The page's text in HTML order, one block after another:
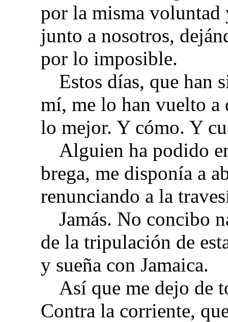
por la misma voluntad
junto a nosotros,
por lo imposible.
Estos días, que han
mí, me lo han vuelto a
lo mejor. Y cómo. Y
Alguien ha podido
brega, me disponía a
renunciando a la
Jamás. No concibo
de la tripulación de
y sueña con Jamaica.
Así que me dejo de
Contra la corriente,